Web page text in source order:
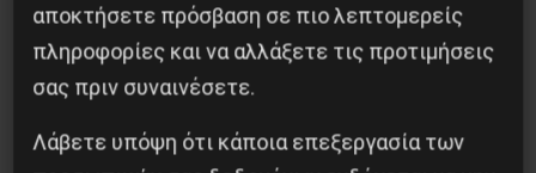
Besa, το νέο πολιτικό μανιφέστο του Ράμα
5 Αυγούστου 2026
αποκτήσετε πρόσβαση σε πιο λεπτομερείς
πληροφορίες και να αλλάξετε τις προτιμήσεις
σας πριν συναινέσετε.
Λάβετε υπόψη ότι κάποια επεξεργασία των